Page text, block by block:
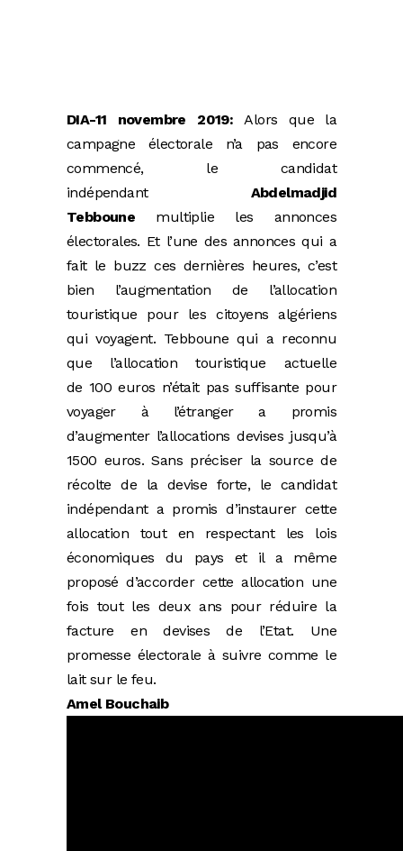
DIA-11 novembre 2019: Alors que la
campagne électorale n’a pas encore
commencé, le candidat
indépendant Abdelmadjid
Tebboune multiplie les annonces
électorales. Et l’une des annonces qui a
fait le buzz ces dernières heures, c’est
bien l’augmentation de l’allocation
touristique pour les citoyens algériens
qui voyagent. Tebboune qui a reconnu
que l’allocation touristique actuelle
de 100 euros n’était pas suffisante pour
voyager à l’étranger a promis
d’augmenter l’allocations devises jusqu’à
1500 euros. Sans préciser la source de
récolte de la devise forte, le candidat
indépendant a promis d’instaurer cette
allocation tout en respectant les lois
économiques du pays et il a même
proposé d’accorder cette allocation une
fois tout les deux ans pour réduire la
facture en devises de l’Etat. Une
promesse électorale à suivre comme le
lait sur le feu.
Amel Bouchaib